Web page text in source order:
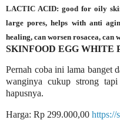
LACTIC ACID: good for oily
large pores, helps with anti
healing, can worsen rosacea, can
SKINFOOD EGG WHITE
Pernah coba ini lama banget
wanginya cukup strong
hapusnya.
Harga: Rp 299.000,00 https://